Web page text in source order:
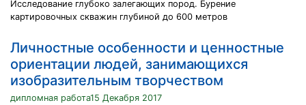
Исследование глубоко залегающих пород. Бурение
картировочных скважин глубиной до 600 метров
Личностные особенности и ценностные
ориентации людей, занимающихся
изобразительным творчеством
дипломная работа15 Декабря 2017